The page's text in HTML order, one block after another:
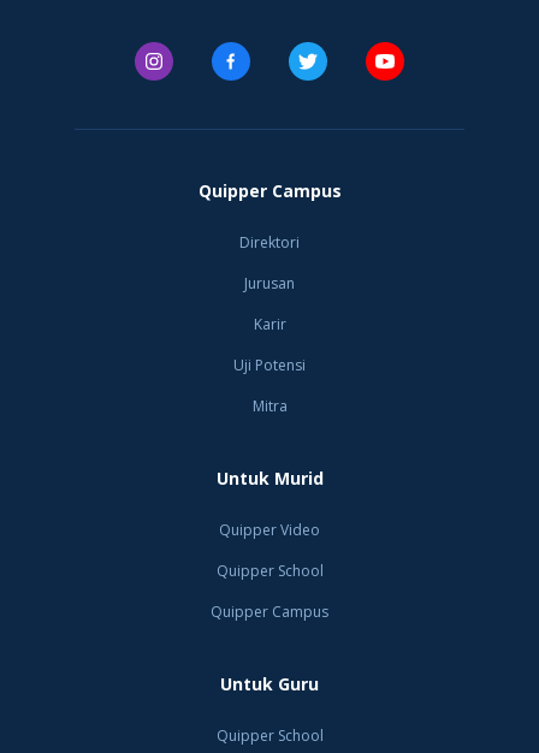
Quipper Campus
Direktori
Jurusan
Karir
Uji Potensi
Mitra
Untuk Murid
Quipper Video
Quipper School
Quipper Campus
Untuk Guru
Quipper School